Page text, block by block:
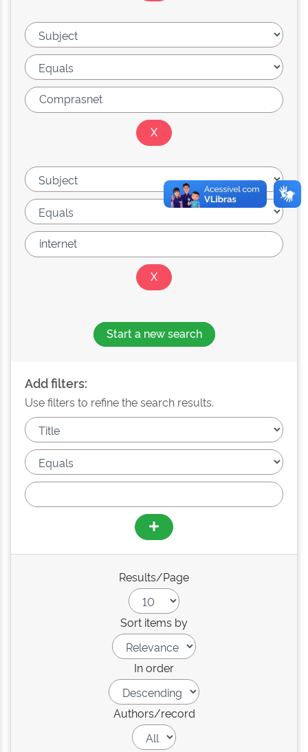
Start a new search
Add filters:
Use filters to refine the search results.
Results/Page
Sort items by
In order
Authors/record